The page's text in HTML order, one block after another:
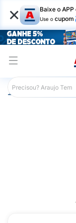
× Baixe o APP
Use o cupom
Araujo